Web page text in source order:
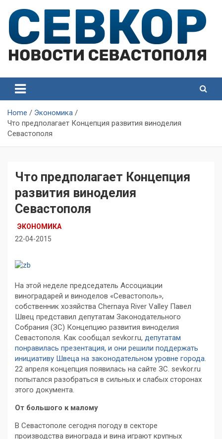
content
Севастополя
Севастополя
Home
Экономика
Что предполагает Концепция развития виноделия
Севастополя
Что предполагает Концепция
развития виноделия
Севастополя
ЭКОНОМИКА
22-04-2015
На этой неделе председатель Ассоциации
виноградарей и виноделов «Севастополь»,
собственник хозяйства Chernaya River Valley Павел
Швец представил депутатам Законодательного
Собрания (ЗС) Концепцию развития виноделия
Севастополя. Как сообщал sevkor.ru, депутатам
понравилась презентация, и они решили поддержать
инициативу Швеца на законодательном уровне города.
22 апреля концепция появилась на сайте ЗС. sevkor.ru
попытался разобраться в сильных и слабых сторонах
этого документа.
От большого к малому
В Севастополе сегодня погоду в секторе
производства винограда и вина играют крупных